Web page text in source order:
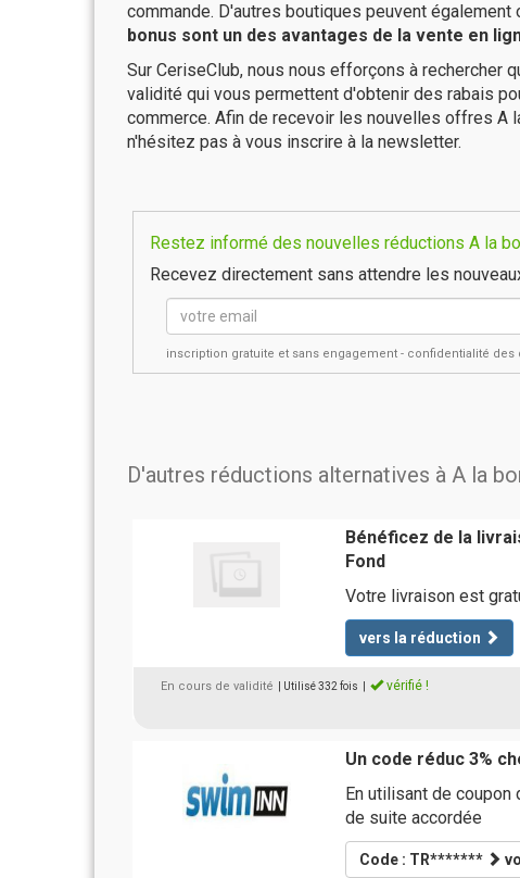
commande. D'autres boutiques peuvent
bonus sont un des avantages de la vente en
Sur CeriseClub, nous nous efforçons à rechercher
validité qui vous permettent d'obtenir des rabais
commerce. Afin de recevoir les nouvelles offres A
n'hésitez pas à vous inscrire à la newsletter.
Restez informé des nouvelles réductions A la
Recevez directement sans attendre les
inscription gratuite et sans engagement - confidentialité des
D'autres réductions alternatives à A la
Bénéficez de la
Fond
Votre livraison est
vers la réduction
En cours de validité | Utilisé 332 fois vérifié !
Un code réduc 3%
En utilisant de
de suite accordée
Code : TR*******